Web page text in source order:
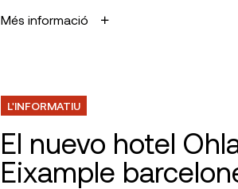
Més informació
L'INFORMATIU
El nuevo hotel
Eixample